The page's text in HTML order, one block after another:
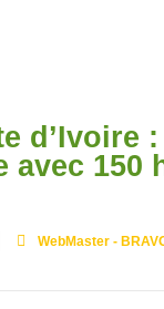
d’Ivoire
avec 150
WebMaster -